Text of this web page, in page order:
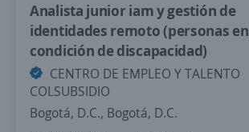
Analista junior iam y gestión de
identidades remoto (personas en
condición de discapacidad)
CENTRO DE EMPLEO Y TALENTO
COLSUBSIDIO
Bogotá, D.C., Bogotá, D.C.